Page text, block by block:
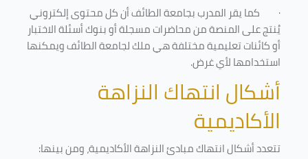
· كما يقر المدرب بجامعة الطائف أن كل محتوى إلكتروني
يُنتج على المنصة من محاضرات مسجلة أو بنوك أسئلة الاختبار
أو كائنات تعليمية مختلفة هي ملك لجامعة الطائف ويمكنها
استخدامها لأي غرض.
أشكال انتهاك النزاهة
الأكاديمية
تتعدد أشكال انتهاك مبادئ النزاهة الأكاديمية، ومن بينها: